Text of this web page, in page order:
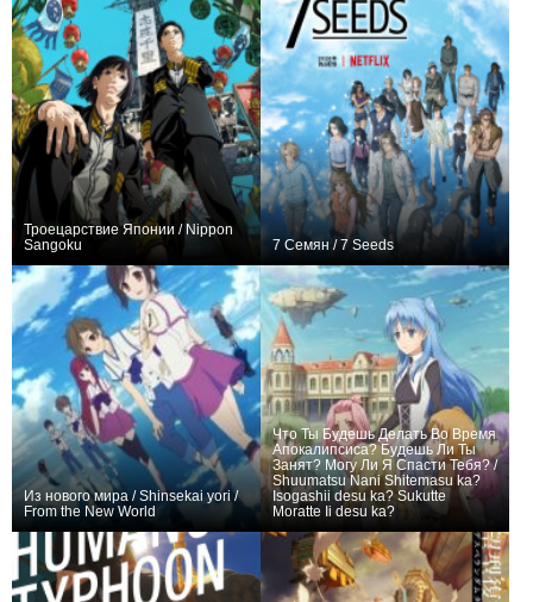
Троецарствие Японии / Nippon
Sangoku
7 Семян / 7 Seeds
Из нового мира / Shinsekai yori /
From the New World
Что Ты Будешь Делать Во Время
Апокалипсиса? Будешь Ли Ты
Занят? Могу Ли Я Спасти Тебя? /
Shuumatsu Nani Shitemasu ka?
Isogashii desu ka? Sukutte
Moratte Ii desu ka?